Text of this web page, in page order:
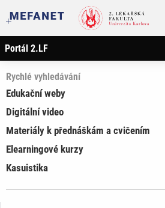
Portál 2.LF
Rychlé vyhledávání
Edukační weby
Digitální video
Materiály k přednáškám a cvičením
Elearningové kurzy
Kasuistika